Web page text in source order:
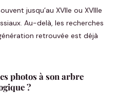
jusqu’au XVIIe ou XVIIIe
Au-delà, les recherches
retrouvée est déjà
photos à son arbre
?